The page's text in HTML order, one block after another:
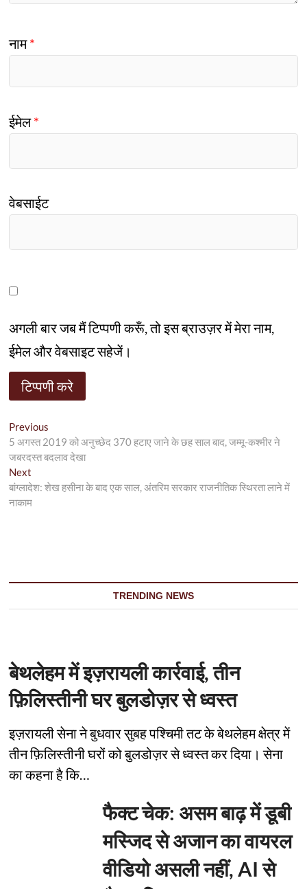
नाम*
ईमेल*
वेबसाईट
अगली बार जब मैं टिप्पणी करूँ, तो इस ब्राउज़र में मेरा नाम,
ईमेल और वेबसाइट सहेजें।
पोस्ट
नेविगेशन
Previous
post:
5 अगस्त 2019 को अनुच्छेद 370 हटाए जाने के छह साल बाद, जम्मू-कश्मीर ने
जबरदस्त बदलाव देखा
Next
post:
बांग्लादेश: शेख हसीना के बाद एक साल, अंतरिम सरकार राजनीतिक स्थिरता लाने में
नाकाम
TRENDING NEWS
बेथलेहम में इज़रायली कार्रवाई, तीन
फ़िलिस्तीनी घर बुलडोज़र से ध्वस्त
इज़रायली सेना ने बुधवार सुबह पश्चिमी तट के बेथलेहम क्षेत्र में
तीन फ़िलिस्तीनी घरों को बुलडोज़र से ध्वस्त कर दिया। सेना
का कहना है कि…
फैक्ट चेक: असम बाढ़ में डूबी
मस्जिद से अजान का वायरल
वीडियो असली नहीं, AI से